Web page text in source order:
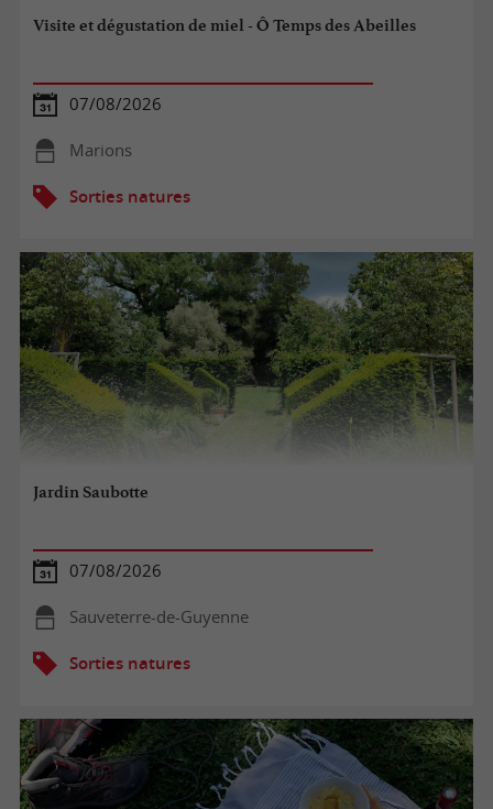
Visite et dégustation de miel - Ô Temps des Abeilles
07/08/2026
Marions
Sorties natures
Jardin Saubotte
07/08/2026
Sauveterre-de-Guyenne
Sorties natures